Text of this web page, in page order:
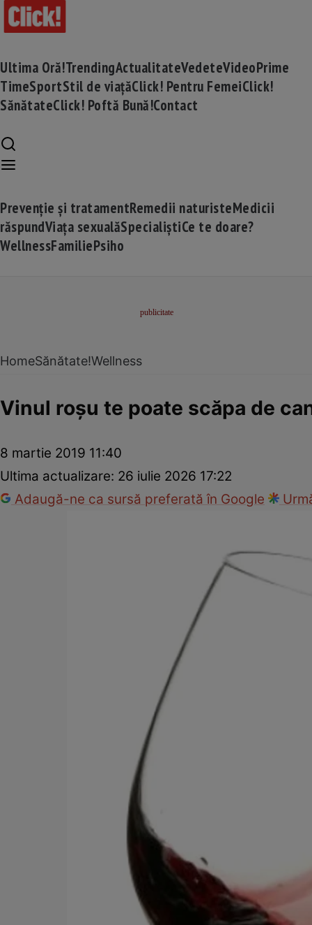
Ultima Oră!TrendingActualitateVedeteVideoPrime
TimeSportStil de viațăClick! Pentru FemeiClick!
SănătateClick! Poftă Bună!Contact
Prevenție și tratamentRemedii naturisteMedicii
răspundViața sexualăSpecialiștiCe te doare?
WellnessFamiliePsiho
HomeSănătate!Wellness
Vinul roşu te poate scăpa de
8 martie 2019 11:40
Ultima actualizare: 26 iulie 2026 17:22
Adaugă-ne ca sursă preferată în Google